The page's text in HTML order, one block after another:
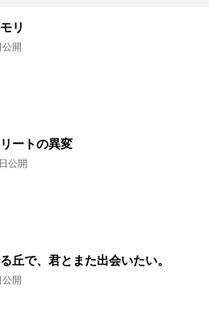
リ
開
ートの異変
公開
丘で、君とまた出会いたい。
開